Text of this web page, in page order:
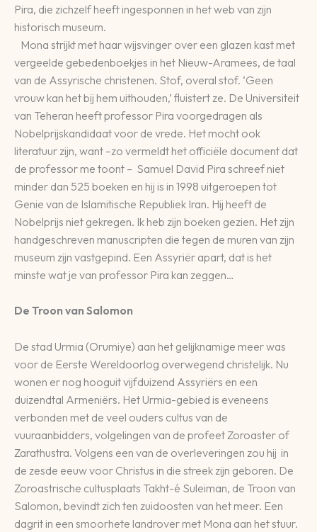
Pira, die zichzelf heeft ingesponnen in het web van zijn
historisch museum.
Mona strijkt met haar wijsvinger over een glazen kast met
vergeelde gebedenboekjes in het Nieuw-Aramees, de taal
van de Assyrische christenen. Stof, overal stof. ‘Geen
vrouw kan het bij hem uithouden,’ fluistert ze. De Universiteit
van Teheran heeft professor Pira voorgedragen als
Nobelprijskandidaat voor de vrede. Het mocht ook
literatuur zijn, want –zo vermeldt het officiële document dat
de professor me toont – Samuel David Pira schreef niet
minder dan 525 boeken en hij is in 1998 uitgeroepen tot
Genie van de Islamitische Republiek Iran. Hij heeft de
Nobelprijs niet gekregen. Ik heb zijn boeken gezien. Het zijn
handgeschreven manuscripten die tegen de muren van zijn
museum zijn vastgepind. Een Assyriër apart, dat is het
minste wat je van professor Pira kan zeggen…
De Troon van Salomon
De stad Urmia (Orumiye) aan het gelijknamige meer was
voor de Eerste Wereldoorlog overwegend christelijk. Nu
wonen er nog hooguit vijfduizend Assyriërs en een
duizendtal Armeniërs. Het Urmia-gebied is eveneens
verbonden met de veel ouders cultus van de
vuuraanbidders, volgelingen van de profeet Zoroaster of
Zarathustra. Volgens een van de overleveringen zou hij in
de zesde eeuw voor Christus in die streek zijn geboren. De
Zoroastrische cultusplaats Takht-é Suleiman, de Troon van
Salomon, bevindt zich ten zuidoosten van het meer. Een
dagrit in een smoorhete landrover met Mona aan het stuur.